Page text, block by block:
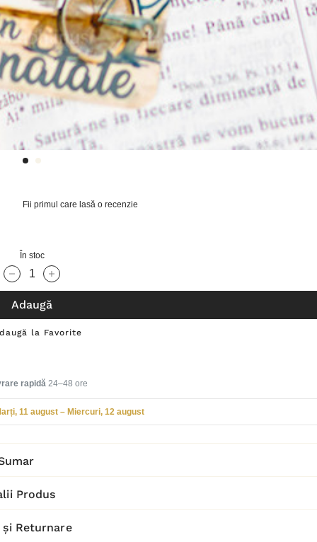
Fii primul care lasă o recenzie
În stoc
Adaugă
la Favorite
rapidă24–48 ore
11 august – Miercuri, 12 august
Produs
Returnare